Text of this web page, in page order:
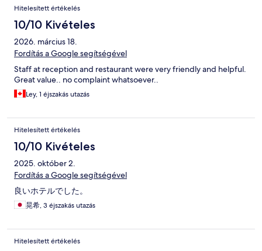
Hitelesített értékelés
10/10 Kivételes
2026. március 18.
Fordítás a Google segítségével
Staff at reception and restaurant were very friendly and helpful.
Great value.. no complaint whatsoever..
Ley, 1 éjszakás utazás
Hitelesített értékelés
10/10 Kivételes
2025. október 2.
Fordítás a Google segítségével
良いホテルでした。
晃希, 3 éjszakás utazás
Hitelesített értékelés